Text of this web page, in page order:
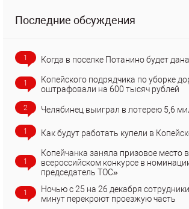
Последние обсуждения
1 Когда в поселке Потанино будет
1
Копейского подрядчика по уборке
оштрафовали на 600 тысяч рублей
2 Челябинец выиграл в лотерею 5,6
1 Как будут работать купели в
1
Копейчанка заняла призовое место
всероссийском конкурсе в
председатель ТОС»
1
Ночью с 25 на 26 декабря
минут перекроют проезжую часть